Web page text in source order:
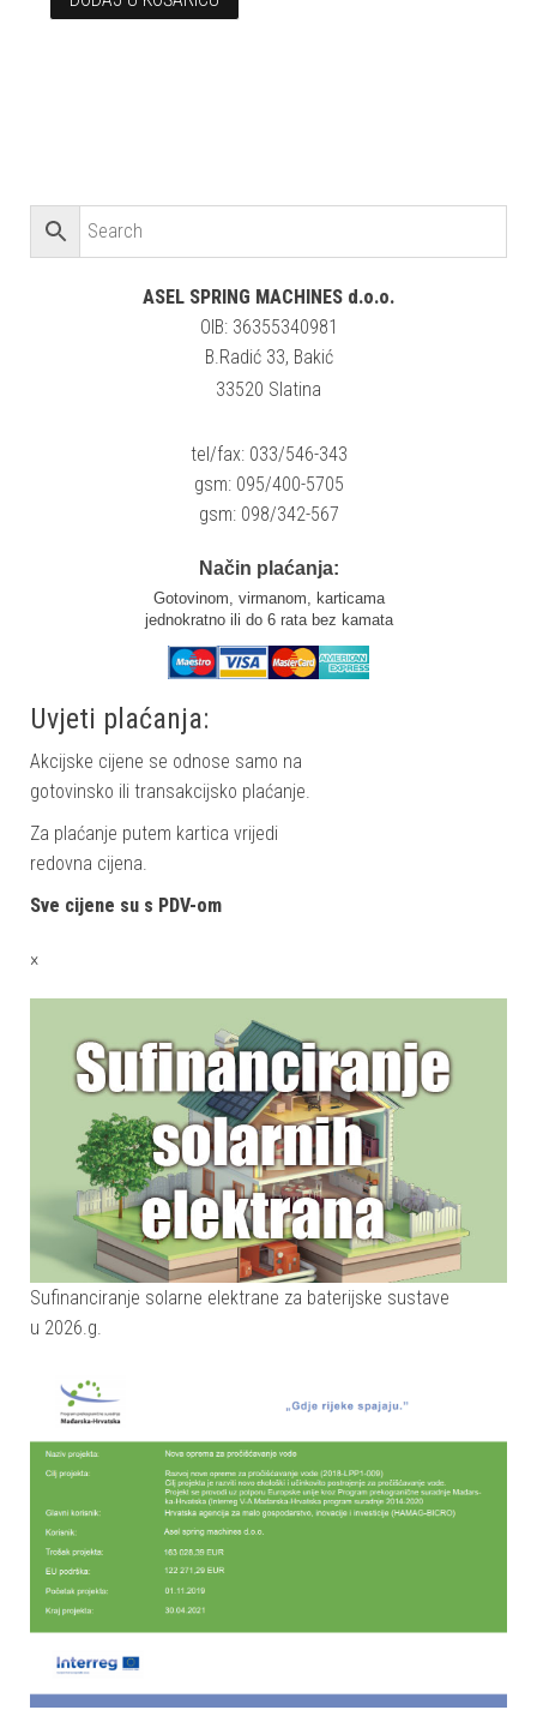
ASEL SPRING MACHINES d.o.o.
OIB: 36355340981
B.Radić 33, Bakić
33520 Slatina
tel/fax: 033/546-343
gsm: 095/400-5705
gsm: 098/342-567
Način plaćanja:
Gotovinom, virmanom, karticama
jednokratno ili do 6 rata bez kamata
Uvjeti plaćanja:
Akcijske cijene se odnose samo na
gotovinsko ili transakcijsko plaćanje.
Za plaćanje putem kartica vrijedi
redovna cijena.
Sve cijene su s PDV-om
×
Sufinanciranje solarne elektrane za baterijske sustave
u 2026.g.